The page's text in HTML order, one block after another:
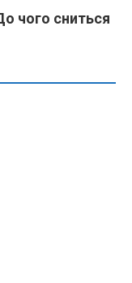
чого сниться